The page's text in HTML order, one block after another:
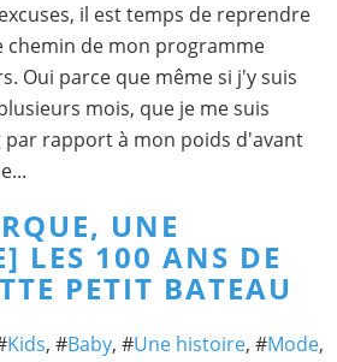
il est temps de reprendre
chemin de mon programme
Oui parce que même si j'y suis
mois, que je me suis
par rapport à mon poids d'avant
UNE
LES 100 ANS DE
PETIT BATEAU
Kids, #Baby, #Une histoire, #Mode,